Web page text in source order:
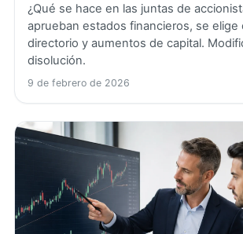
¿Qué se hace en las juntas de
aprueban estados financieros, se elige
directorio y aumentos de capital.
disolución.
9 de febrero de 2026